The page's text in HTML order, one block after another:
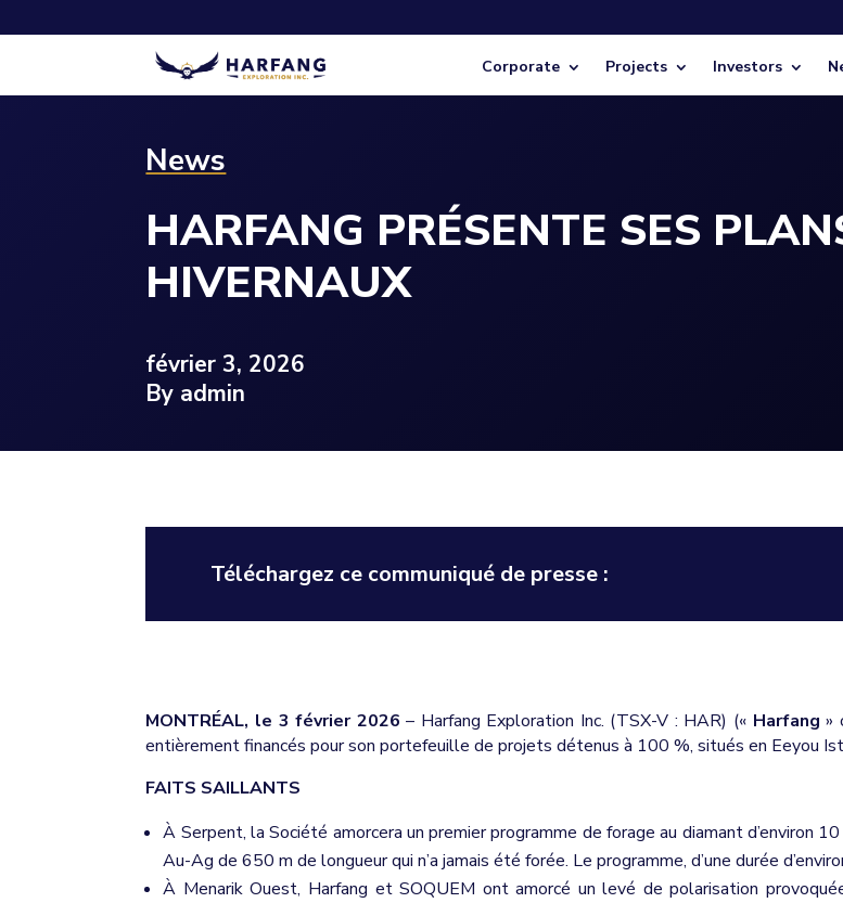
Corporate Projects Investors
News
HARFANG PRÉSENTE SES
HIVERNAUX
février 3, 2026
By admin
Téléchargez ce communiqué de presse :
MONTRÉAL, le 3 février 2026 – Harfang Exploration Inc. (TSX-V : HAR) (« Harfang »
entièrement financés pour son portefeuille de projets détenus à 100 %, situés en Eeyou
FAITS SAILLANTS
À Serpent, la Société amorcera un premier programme de forage au diamant
Au-Ag de 650 m de longueur qui n’a jamais été forée. Le programme, d’une durée
À Menarik Ouest, Harfang et SOQUEM ont amorcé un levé de polarisation